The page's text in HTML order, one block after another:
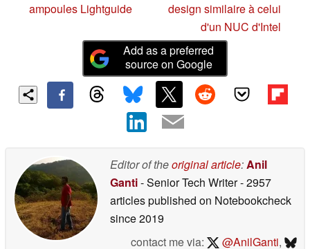
ampoules Lightguide
design similaire à celui
d'un NUC d'Intel
Add as a preferred
source on Google
Editor of theoriginal article: Anil
Ganti- Senior Tech Writer- 2957
articles published on Notebookcheck
since 2019
contact me via:
@AnilGanti,